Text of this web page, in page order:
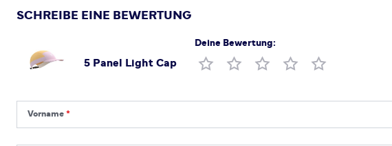
SCHREIBE EINE BEWERTUNG
5 Panel Light Cap
Deine Bewertung:
Produktbewertung
Vorname
Vorname